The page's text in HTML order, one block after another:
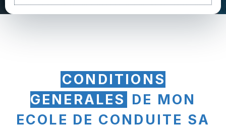
CONDITIONS
GENERALES DE MON
ECOLE DE CONDUITE SA